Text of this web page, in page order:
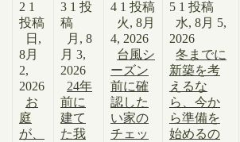
2 1
投稿
日,
8月
2,
2026
お
庭
が、
3 1 投
稿
月, 8
月 3,
2026
24年
前に
建て
た我
4 1 投稿
火, 8月
4, 2026
台風シ
ーズン
前に確
認した
い家の
チェッ
5 1 投稿
水, 8月 5,
2026
冬までに
新築を考
えるな
ら、今か
ら準備を
始めるの